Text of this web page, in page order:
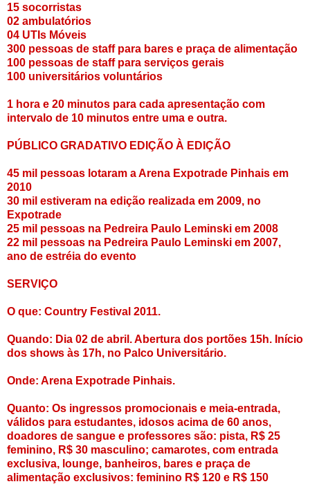
15 socorristas
02 ambulatórios
04 UTIs Móveis
300 pessoas de staff para bares e praça de alimentação
100 pessoas de staff para serviços gerais
100 universitários voluntários
1 hora e 20 minutos para cada apresentação com
intervalo de 10 minutos entre uma e outra.
PÚBLICO GRADATIVO EDIÇÃO À EDIÇÃO
45 mil pessoas lotaram a Arena Expotrade Pinhais em
2010
30 mil estiveram na edição realizada em 2009, no
Expotrade
25 mil pessoas na Pedreira Paulo Leminski em 2008
22 mil pessoas na Pedreira Paulo Leminski em 2007,
ano de estréia do evento
SERVIÇO
O que: Country Festival 2011.
Quando: Dia 02 de abril. Abertura dos portões 15h. Início
dos shows às 17h, no Palco Universitário.
Onde: Arena Expotrade Pinhais.
Quanto: Os ingressos promocionais e meia-entrada,
válidos para estudantes, idosos acima de 60 anos,
doadores de sangue e professores são: pista, R$ 25
feminino, R$ 30 masculino; camarotes, com entrada
exclusiva, lounge, banheiros, bares e praça de
alimentação exclusivos: feminino R$ 120 e R$ 150